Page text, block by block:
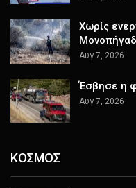
Χωρίς
Αυγ 7, 2026
Έσβησε η
Αυγ 7, 2026
ΚΟΣΜΟΣ